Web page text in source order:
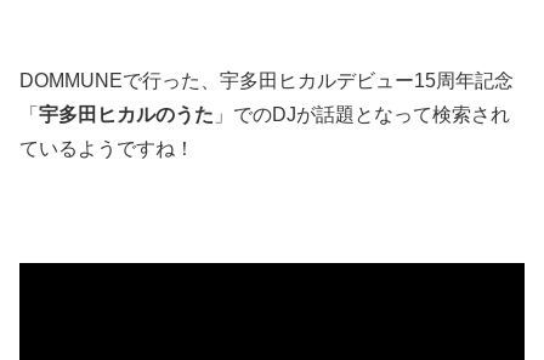
DOMMUNEで行った、宇多田ヒカルデビュー15周年記念
「 宇多田ヒカルのうた 」でのDJが話題となって検索され
ているようですね！